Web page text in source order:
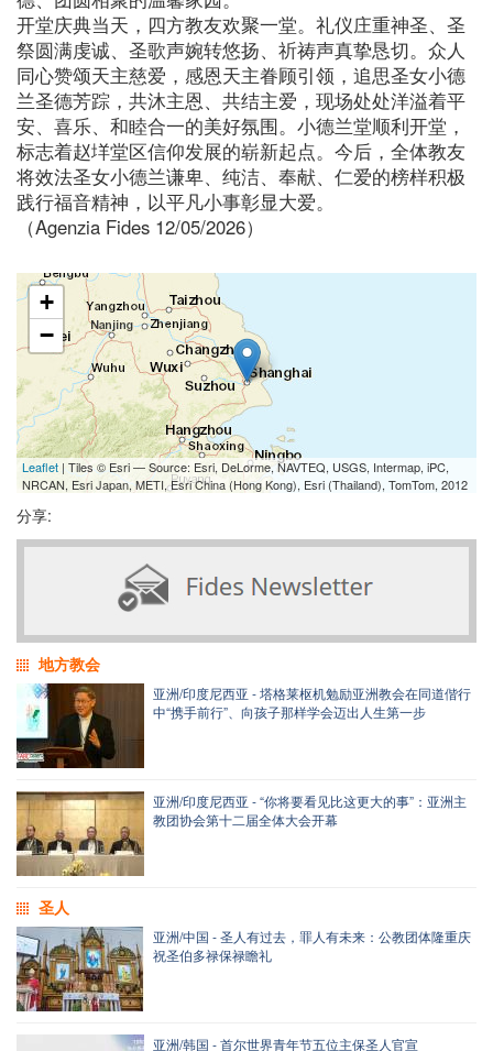
开堂庆典当天，四方教友欢聚一堂。礼仪庄重神圣、圣
祭圆满虔诚、圣歌声婉转悠扬、祈祷声真挚恳切。众人
同心赞颂天主慈爱，感恩天主眷顾引领，追思圣女小德
兰圣德芳踪，共沐主恩、共结主爱，现场处处洋溢着平
安、喜乐、和睦合一的美好氛围。小德兰堂顺利开堂，
标志着赵垟堂区信仰发展的崭新起点。今后，全体教友
将效法圣女小德兰谦卑、纯洁、奉献、仁爱的榜样积极
践行福音精神，以平凡小事彰显大爱。
（Agenzia Fides 12/05/2026）
+
−
Leaflet | Tiles © Esri — Source: Esri, DeLorme, NAVTEQ, USGS, Intermap, iPC,
NRCAN, Esri Japan, METI, Esri China (Hong Kong), Esri (Thailand), TomTom, 2012
分享:
地方教会
亚洲/印度尼西亚 - 塔格莱枢机勉励亚洲教会在同道偕行
中“携手前行”、向孩子那样学会迈出人生第一步
亚洲/印度尼西亚 - “你将要看见比这更大的事”：亚洲主
教团协会第十二届全体大会开幕
圣人
亚洲/中国 - 圣人有过去，罪人有未来：公教团体隆重庆
祝圣伯多禄保禄瞻礼
亚洲/韩国 - 首尔世界青年节五位主保圣人官宣